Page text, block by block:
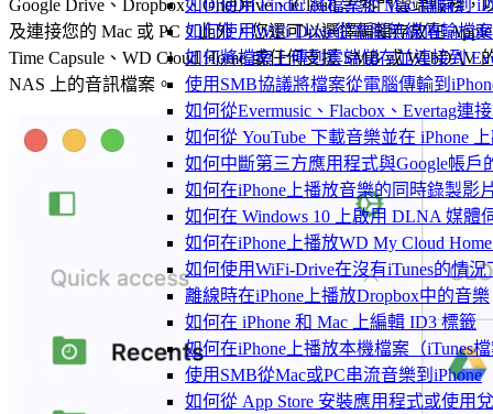
如何使用 Finder 將檔案從 Mac 傳輸到
如何使用WiFi-Drive從電腦無線傳輸檔案
如何將檔案上傳到雲端儲存並連接到
使用SMB協議將檔案從電腦傳輸到
如何從Evermusic、Flacbox、Evertag連
如何從 YouTube 下載音樂並在 iPhone
如何中斷第三方應用程式與Google帳戶
如何在iPhone上播放音樂的同時錄製影
如何在 Windows 10 上啟用 DLNA 媒體
如何在iPhone上播放WD My Cloud
如何使用WiFi-Drive在沒有iTunes的情
離線時在iPhone上播放Dropbox中的音樂
如何在 iPhone 和 Mac 上編輯 ID3 標籤
如何在iPhone上播放本機檔案（iTunes
使用SMB從Mac或PC串流音樂到iPhone
如何從 App Store 安裝應用程式或使用
Google Drive、Dropbox、OneDrive、iCloud 等熱門雲端服務，
及連接您的 Mac 或 PC。此外，您還可以選擇編輯存放在 Apple
Time Capsule、WD Cloud Home 或任何支援 SMB 或 WebDAV
NAS 上的音訊檔案。